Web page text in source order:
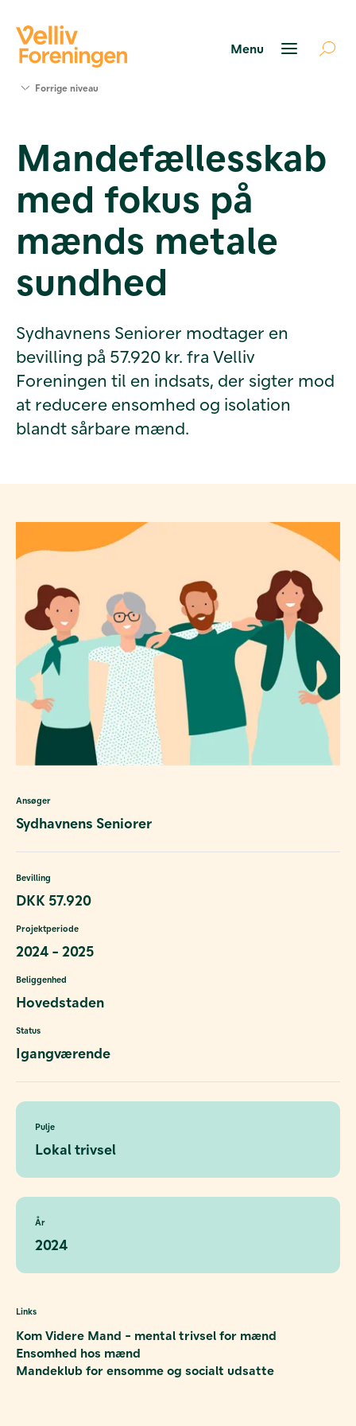
Værktøjer
og viden
Foreningen
os
Forrige niveau
Mandefællesskab
med fokus på
mænds metale
sundhed
Sydhavnens Seniorer modtager en
bevilling på 57.920 kr. fra Velliv
Foreningen til en indsats, der sigter mod
at reducere ensomhed og isolation
blandt sårbare mænd.
Ansøger
Sydhavnens Seniorer
Bevilling
DKK 57.920
Projektperiode
2024 - 2025
Beliggenhed
Hovedstaden
Status
Igangværende
Pulje
Lokal trivsel
År
2024
Links
Kom Videre Mand - mental trivsel for mænd
Ensomhed hos mænd
Mandeklub for ensomme og socialt udsatte